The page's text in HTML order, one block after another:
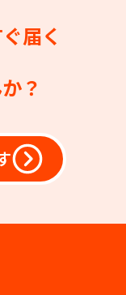
届く
？